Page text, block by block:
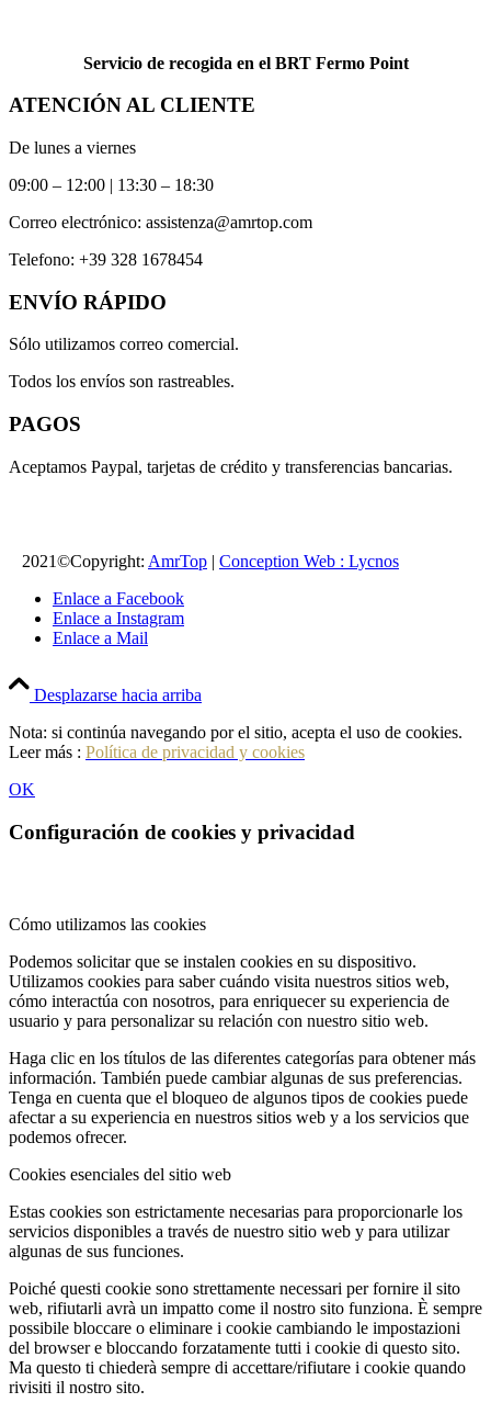
Servicio de recogida en el BRT Fermo Point
ATENCIÓN AL CLIENTE
De lunes a viernes
09:00 – 12:00 | 13:30 – 18:30
Correo electrónico: assistenza@amrtop.com
Telefono: +39 328 1678454
ENVÍO RÁPIDO
Sólo utilizamos correo comercial.
Todos los envíos son rastreables.
PAGOS
Aceptamos Paypal, tarjetas de crédito y transferencias bancarias.
2021©Copyright: AmrTop | Conception Web : Lycnos
Enlace a Facebook
Enlace a Instagram
Enlace a Mail
Desplazarse hacia arriba
Nota: si continúa navegando por el sitio, acepta el uso de cookies.
Leer más : Política de privacidad y cookies
OK
Configuración de cookies y privacidad
Cómo utilizamos las cookies
Podemos solicitar que se instalen cookies en su dispositivo.
Utilizamos cookies para saber cuándo visita nuestros sitios web,
cómo interactúa con nosotros, para enriquecer su experiencia de
usuario y para personalizar su relación con nuestro sitio web.
Haga clic en los títulos de las diferentes categorías para obtener más
información. También puede cambiar algunas de sus preferencias.
Tenga en cuenta que el bloqueo de algunos tipos de cookies puede
afectar a su experiencia en nuestros sitios web y a los servicios que
podemos ofrecer.
Cookies esenciales del sitio web
Estas cookies son estrictamente necesarias para proporcionarle los
servicios disponibles a través de nuestro sitio web y para utilizar
algunas de sus funciones.
Poiché questi cookie sono strettamente necessari per fornire il sito
web, rifiutarli avrà un impatto come il nostro sito funziona. È sempre
possibile bloccare o eliminare i cookie cambiando le impostazioni
del browser e bloccando forzatamente tutti i cookie di questo sito.
Ma questo ti chiederà sempre di accettare/rifiutare i cookie quando
rivisiti il nostro sito.